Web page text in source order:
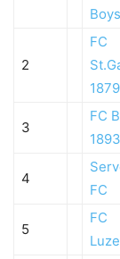
Boys
2
FC
1879
3
FC
1893
4
FC
5
FC